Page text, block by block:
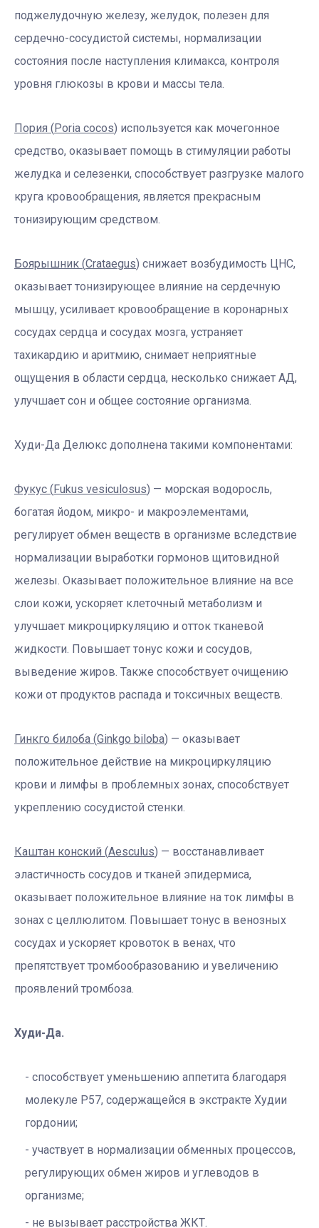
поджелудочную железу, желудок, полезен для
сердечно-сосудистой системы, нормализации
состояния после наступления климакса, контроля
уровня глюкозы в крови и массы тела.
Пория (Poria cocos) используется как мочегонное
средство, оказывает помощь в стимуляции работы
желудка и селезенки, способствует разгрузке малого
круга кровообращения, является прекрасным
тонизирующим средством.
Боярышник (Crataegus) снижает возбудимость ЦНС,
оказывает тонизирующее влияние на сердечную
мышцу, усиливает кровообращение в коронарных
сосудах сердца и сосудах мозга, устраняет
тахикардию и аритмию, снимает неприятные
ощущения в области сердца, несколько снижает АД,
улучшает сон и общее состояние организма.
Худи-Да Делюкс дополнена такими компонентами:
Фукус (Fukus vesiculosus) — морская водоросль,
богатая йодом, микро- и макроэлементами,
регулирует обмен веществ в организме вследствие
нормализации выработки гормонов щитовидной
железы. Оказывает положительное влияние на все
слои кожи, ускоряет клеточный метаболизм и
улучшает микроциркуляцию и отток тканевой
жидкости. Повышает тонус кожи и сосудов,
выведение жиров. Также способствует очищению
кожи от продуктов распада и токсичных веществ.
Гинкго билоба (Ginkgo biloba) — оказывает
положительное действие на микроциркуляцию
крови и лимфы в проблемных зонах, способствует
укреплению сосудистой стенки.
Каштан конский (Aesculus) — восстанавливает
эластичность сосудов и тканей эпидермиса,
оказывает положительное влияние на ток лимфы в
зонах с целлюлитом. Повышает тонус в венозных
сосудах и ускоряет кровоток в венах, что
препятствует тромбообразованию и увеличению
проявлений тромбоза.
Худи-Да.
способствует уменьшению аппетита благодаря
молекуле Р57, содержащейся в экстракте Худии
гордонии;
участвует в нормализации обменных процессов,
регулирующих обмен жиров и углеводов в
организме;
не вызывает расстройства ЖКТ.